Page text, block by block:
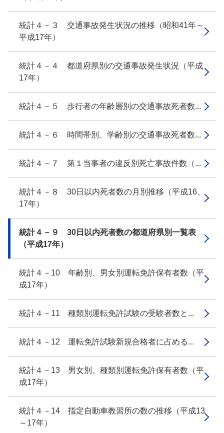
統計４－３ 交通事故発生状況の推移（昭和41年～
平成17年）
統計４－４ 都道府県別の交通事故発生状況（平成
17年）
統計４－５ 歩行者の年齢層別の交通事故死者数...
統計４－６ 時間帯別、学齢別の交通事故死者数...
統計４－７ 第１当事者の違反別死亡事故件数（...
統計４－８ 30日以内死者数の月別推移（平成16、
17年）
統計４－９ 30日以内死者数の都道府県別一覧表
（平成17年）
統計４－10 年齢別、男女別運転免許保有者数（平
成17年）
統計４－11 種類別運転免許試験の受験者数と...
統計４－12 運転免許試験新規合格者に占める...
統計４－13 男女別、種類別運転免許保有者数（平
成17年）
統計４－14 指定自動車教習所の数の推移（平成13
～17年）